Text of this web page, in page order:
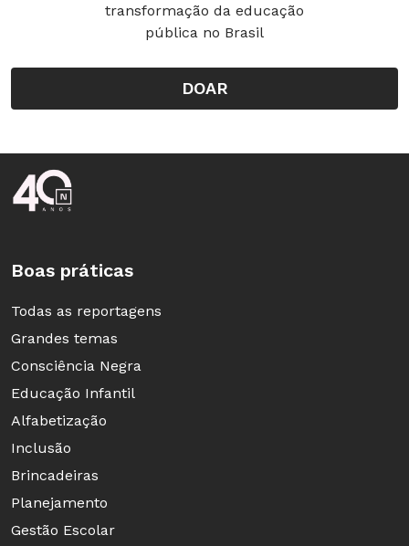
transformação da educação
pública no Brasil
DOAR
Rodapé da Nova Escola
Boas práticas
Todas as reportagens
Grandes temas
Consciência Negra
Educação Infantil
Alfabetização
Inclusão
Brincadeiras
Planejamento
Gestão Escolar